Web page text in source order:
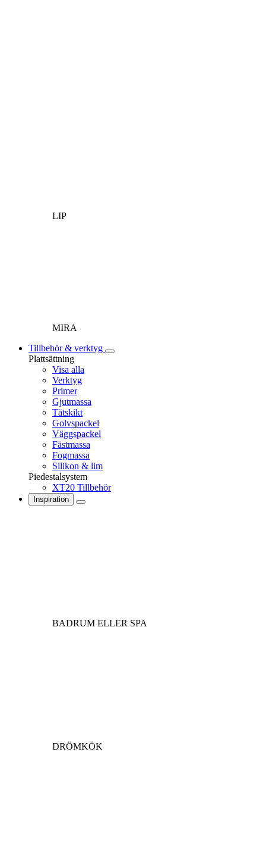
LIP
MIRA
Tillbehör & verktyg
Plattsättning
Visa alla
Verktyg
Primer
Gjutmassa
Tätskikt
Golvspackel
Väggspackel
Fästmassa
Fogmassa
Silikon & lim
Piedestalsystem
XT20 Tillbehör
Inspiration
BADRUM ELLER SPA
DRÖMKÖK